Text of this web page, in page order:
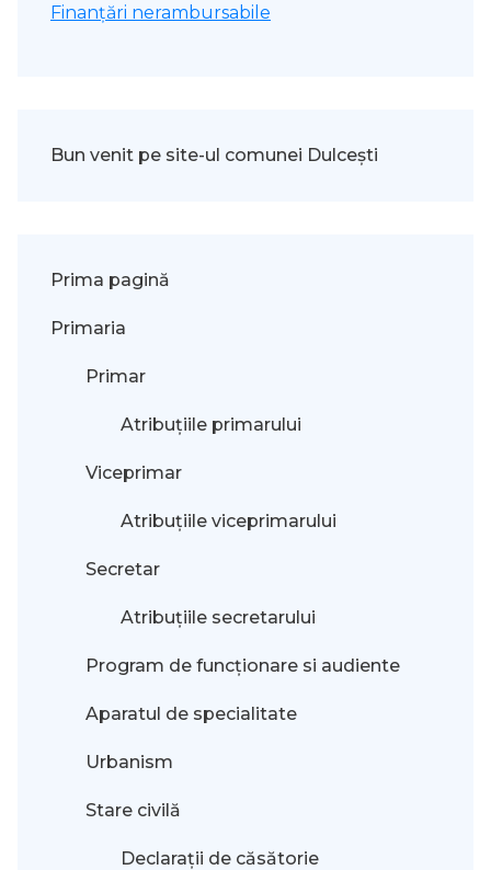
Finanțări nerambursabile
Bun venit pe site-ul comunei Dulcești
Prima pagină
Primaria
Primar
Atribuțiile primarului
Viceprimar
Atribuțiile viceprimarului
Secretar
Atribuțiile secretarului
Program de funcționare si audiente
Aparatul de specialitate
Urbanism
Stare civilă
Declarații de căsătorie